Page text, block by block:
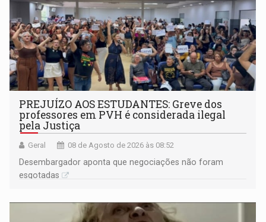
PREJUÍZO AOS ESTUDANTES: Greve dos
professores em PVH é considerada ilegal
pela Justiça
Geral 08 de Agosto de 2026 às 08:52
Desembargador aponta que negociações não foram
esgotadas